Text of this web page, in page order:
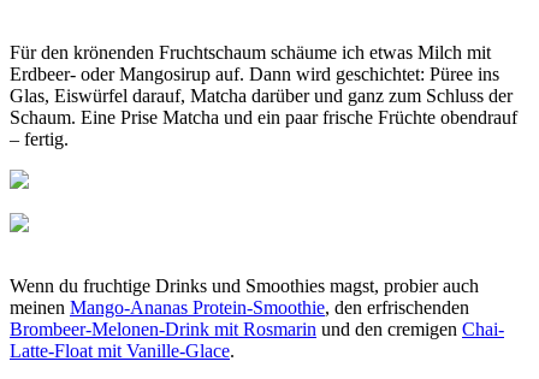
Für den krönenden Fruchtschaum schäume ich etwas Milch mit
Erdbeer- oder Mangosirup auf. Dann wird geschichtet: Püree ins
Glas, Eiswürfel darauf, Matcha darüber und ganz zum Schluss der
Schaum. Eine Prise Matcha und ein paar frische Früchte obendrauf
– fertig.
Wenn du fruchtige Drinks und Smoothies magst, probier auch
meinen Mango-Ananas Protein-Smoothie, den erfrischenden
Brombeer-Melonen-Drink mit Rosmarin und den cremigen Chai-
Latte-Float mit Vanille-Glace.